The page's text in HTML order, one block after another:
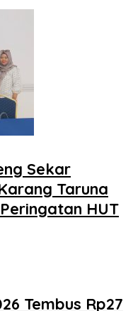
Sekar
Taruna
HUT
Tembus Rp27